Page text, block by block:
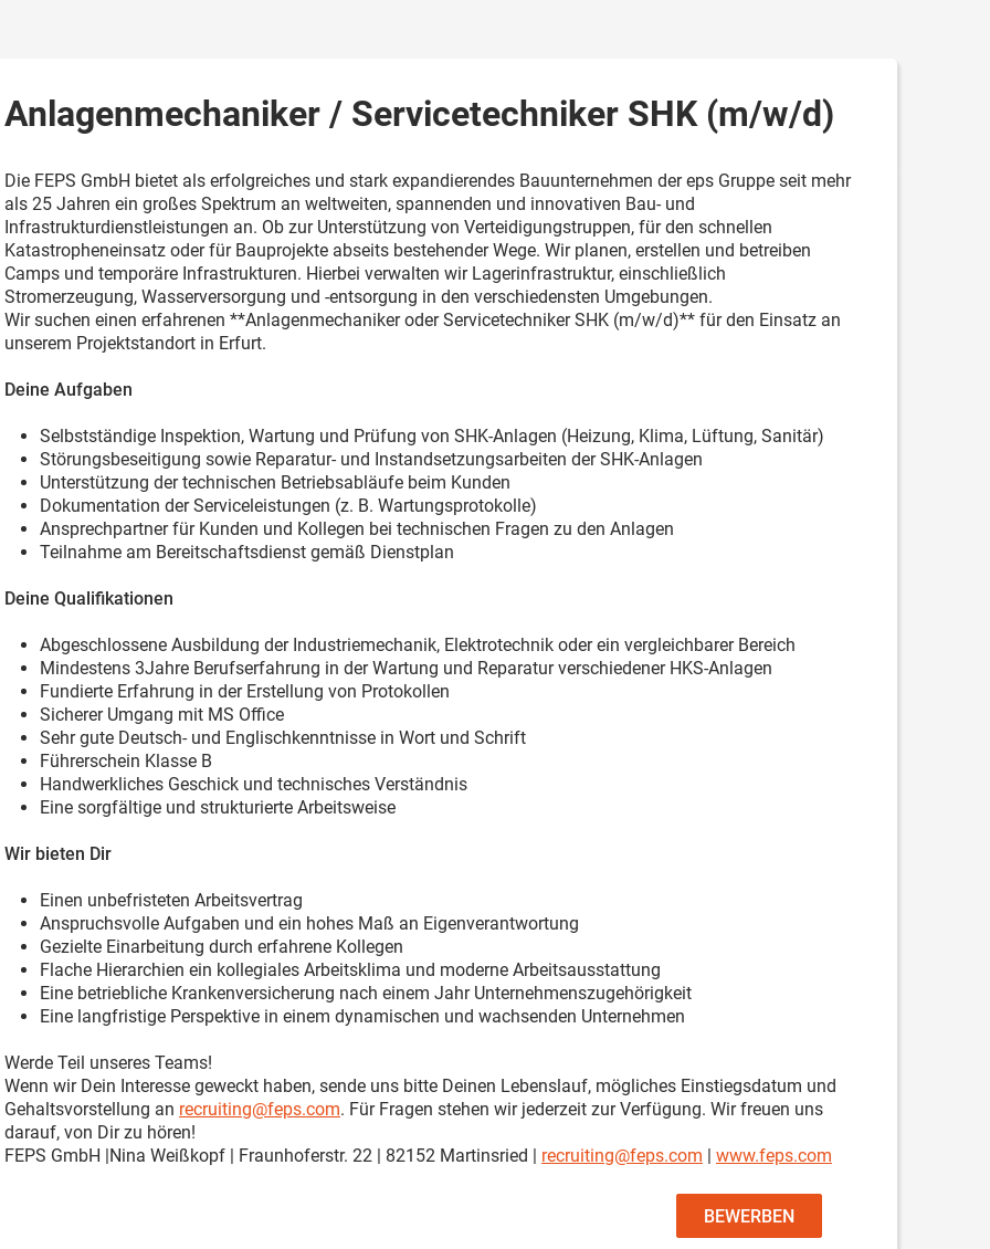
Anlagenmechaniker / Servicetechniker SHK (m/w/d)
Die FEPS GmbH bietet als erfolgreiches und stark expandierendes Bauunternehmen der eps Gruppe seit mehr
als 25 Jahren ein großes Spektrum an weltweiten, spannenden und innovativen Bau- und
Infrastrukturdienstleistungen an. Ob zur Unterstützung von Verteidigungstruppen, für den schnellen
Katastropheneinsatz oder für Bauprojekte abseits bestehender Wege. Wir planen, erstellen und betreiben
Camps und temporäre Infrastrukturen. Hierbei verwalten wir Lagerinfrastruktur, einschließlich
Stromerzeugung, Wasserversorgung und -entsorgung in den verschiedensten Umgebungen.
Wir suchen einen erfahrenen **Anlagenmechaniker oder Servicetechniker SHK (m/w/d)** für den Einsatz an
unserem Projektstandort in Erfurt.
Deine Aufgaben
Selbstständige Inspektion, Wartung und Prüfung von SHK-Anlagen (Heizung, Klima, Lüftung, Sanitär)
Störungsbeseitigung sowie Reparatur- und Instandsetzungsarbeiten der SHK-Anlagen
Unterstützung der technischen Betriebsabläufe beim Kunden
Dokumentation der Serviceleistungen (z. B. Wartungsprotokolle)
Ansprechpartner für Kunden und Kollegen bei technischen Fragen zu den Anlagen
Teilnahme am Bereitschaftsdienst gemäß Dienstplan
Deine Qualifikationen
Abgeschlossene Ausbildung der Industriemechanik, Elektrotechnik oder ein vergleichbarer Bereich
Mindestens 3Jahre Berufserfahrung in der Wartung und Reparatur verschiedener HKS-Anlagen
Fundierte Erfahrung in der Erstellung von Protokollen
Sicherer Umgang mit MS Office
Sehr gute Deutsch- und Englischkenntnisse in Wort und Schrift
Führerschein Klasse B
Handwerkliches Geschick und technisches Verständnis
Eine sorgfältige und strukturierte Arbeitsweise
Wir bieten Dir
Einen unbefristeten Arbeitsvertrag
Anspruchsvolle Aufgaben und ein hohes Maß an Eigenverantwortung
Gezielte Einarbeitung durch erfahrene Kollegen
Flache Hierarchien ein kollegiales Arbeitsklima und moderne Arbeitsausstattung
Eine betriebliche Krankenversicherung nach einem Jahr Unternehmenszugehörigkeit
Eine langfristige Perspektive in einem dynamischen und wachsenden Unternehmen
Werde Teil unseres Teams!
Wenn wir Dein Interesse geweckt haben, sende uns bitte Deinen Lebenslauf, mögliches Einstiegsdatum und
Gehaltsvorstellung an recruiting@feps.com. Für Fragen stehen wir jederzeit zur Verfügung. Wir freuen uns
darauf, von Dir zu hören!
FEPS GmbH |Nina Weißkopf | Fraunhoferstr. 22 | 82152 Martinsried | recruiting@feps.com | www.feps.com
BEWERBEN